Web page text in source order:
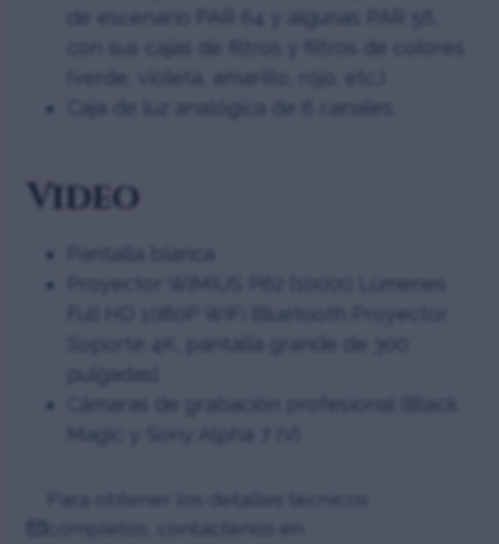
de escenario PAR 64 y algunas PAR 56,
con sus cajas de filtros y filtros de colores
(verde, violeta, amarillo, rojo, etc.)
Caja de luz analógica de 6 canales
Video
Pantalla blanca
Proyector WiMiUS P62 [10000 Lúmenes
Full HD 1080P WiFi Bluetooth Proyector
Soporte 4K, pantalla grande de 300
pulgadas]
Cámaras de grabación profesional (Black
Magic y Sony Alpha 7 IV)
Para obtener los detalles técnicos
completos, contáctenos en